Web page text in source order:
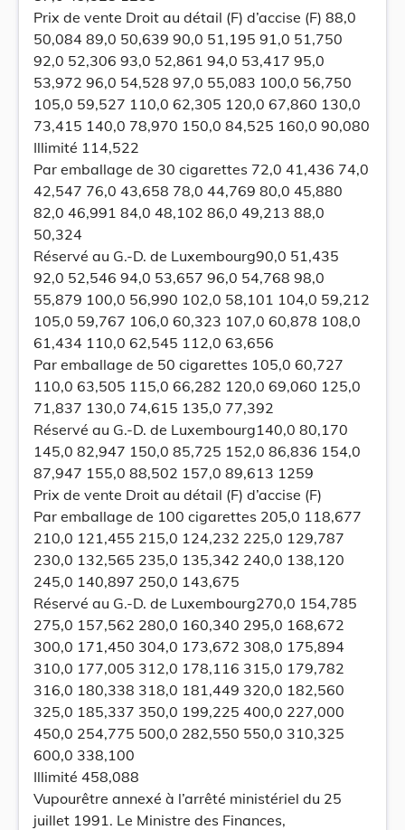
Prix de vente Droit au détail (F) d’accise (F) 88,0
50,084 89,0 50,639 90,0 51,195 91,0 51,750
92,0 52,306 93,0 52,861 94,0 53,417 95,0
53,972 96,0 54,528 97,0 55,083 100,0 56,750
105,0 59,527 110,0 62,305 120,0 67,860 130,0
73,415 140,0 78,970 150,0 84,525 160,0 90,080
Illimité 114,522
Par emballage de 30 cigarettes 72,0 41,436 74,0
42,547 76,0 43,658 78,0 44,769 80,0 45,880
82,0 46,991 84,0 48,102 86,0 49,213 88,0
50,324
Réservé au G.-D. de Luxembourg90,0 51,435
92,0 52,546 94,0 53,657 96,0 54,768 98,0
55,879 100,0 56,990 102,0 58,101 104,0 59,212
105,0 59,767 106,0 60,323 107,0 60,878 108,0
61,434 110,0 62,545 112,0 63,656
Par emballage de 50 cigarettes 105,0 60,727
110,0 63,505 115,0 66,282 120,0 69,060 125,0
71,837 130,0 74,615 135,0 77,392
Réservé au G.-D. de Luxembourg140,0 80,170
145,0 82,947 150,0 85,725 152,0 86,836 154,0
87,947 155,0 88,502 157,0 89,613 1259
Prix de vente Droit au détail (F) d’accise (F)
Par emballage de 100 cigarettes 205,0 118,677
210,0 121,455 215,0 124,232 225,0 129,787
230,0 132,565 235,0 135,342 240,0 138,120
245,0 140,897 250,0 143,675
Réservé au G.-D. de Luxembourg270,0 154,785
275,0 157,562 280,0 160,340 295,0 168,672
300,0 171,450 304,0 173,672 308,0 175,894
310,0 177,005 312,0 178,116 315,0 179,782
316,0 180,338 318,0 181,449 320,0 182,560
325,0 185,337 350,0 199,225 400,0 227,000
450,0 254,775 500,0 282,550 550,0 310,325
600,0 338,100
Illimité 458,088
Vupourêtre annexé à l’arrêté ministériel du 25
juillet 1991. Le Ministre des Finances,